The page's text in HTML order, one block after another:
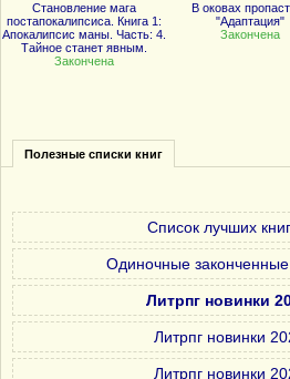
Становление мага
постапокалипсиса. Книга 1:
Апокалипсис маны. Часть: 4.
Тайное станет явным.
Закончена
В оковах
"Адаптация"
Закончена
Полезные списки книг
Список лучших
Одиночные
Литрпг новинки
Литрпг новинки
Литрпг новинки